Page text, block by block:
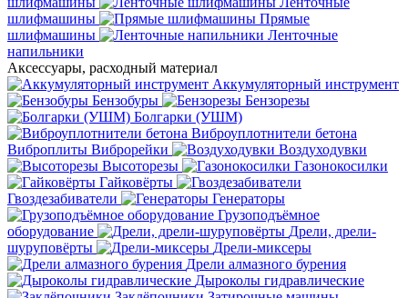
шлифмашины
Прямые
шлифмашины
Ленточные
напильники
Аксессуары, расходный материал
Аккумуляторный инструмент
Бензобуры
Бензорезы
Болгарки (УШМ)
Виброуплотнители бетона
Виброплиты Виброрейки
Воздуходувки
Высоторезы
Газонокосилки
Гайковёрты
Гвоздезабиватели
Генераторы
Грузоподъёмное
оборудование
Дрели, дрели-
шуруповёрты
Дрели-миксеры
Дрели алмазного бурения
Дыроколы гидравлические